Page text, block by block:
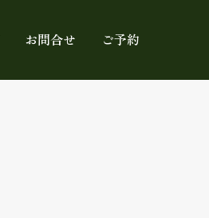
お問合せ ご予約